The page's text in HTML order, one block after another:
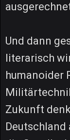
Und dann
literarisch
humanoider
Zukunft